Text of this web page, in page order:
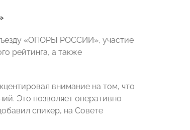
«ОПОРЫ РОССИИ», участие
рейтинга, а также
внимание на том, что
Это позволяет оперативно
спикер, на Совете